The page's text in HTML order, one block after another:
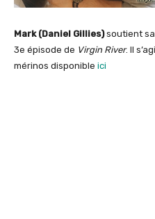
Mark (Daniel Gillies)soutient sa
3e épisode de Virgin River. Il
mérinos disponible ici